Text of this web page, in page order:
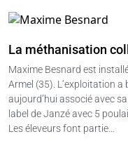
La méthanisation
Maxime Besnard est
Armel (35). L’exploitation a
aujourd’hui associé avec
label de Janzé avec 5
Les éleveurs font partie…